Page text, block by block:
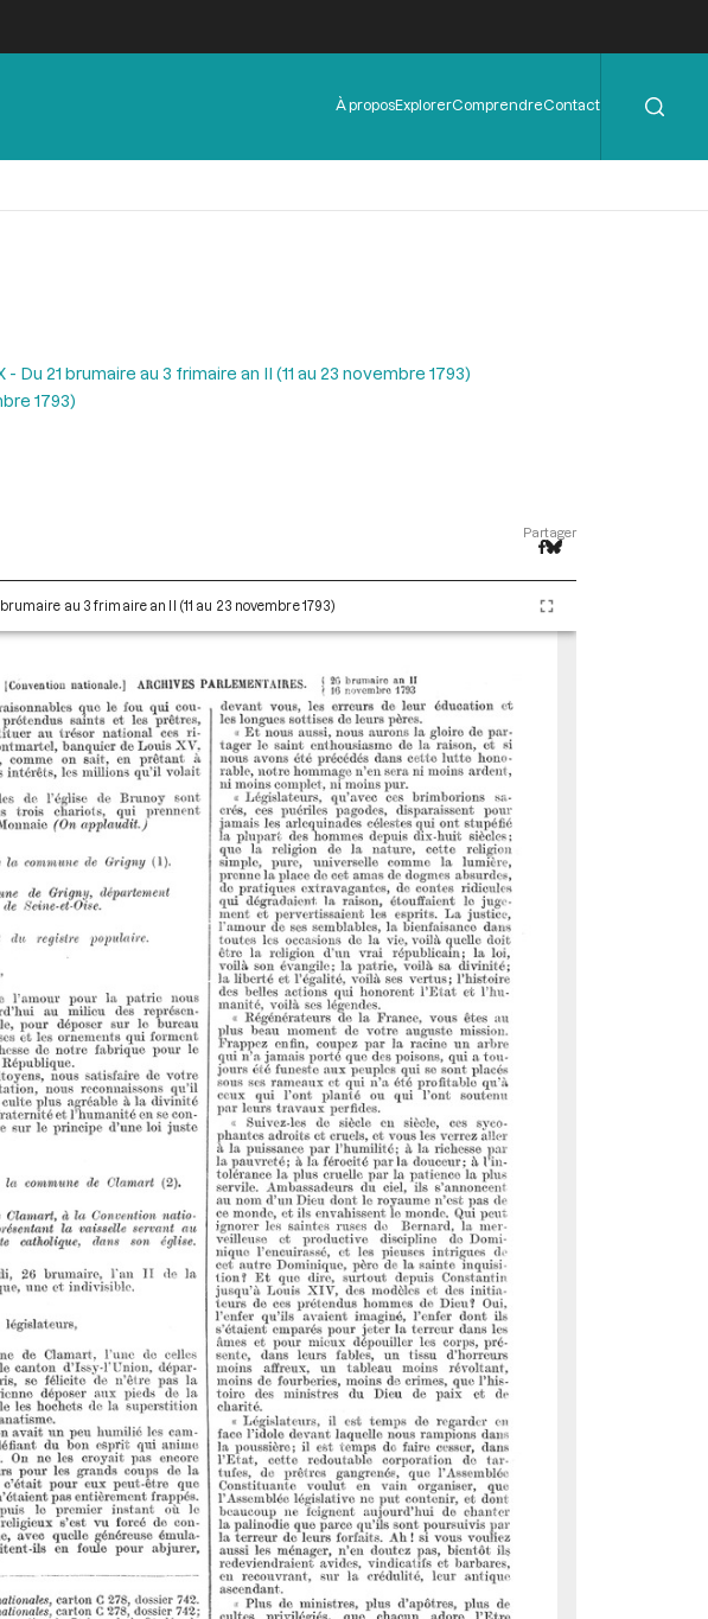
Menu
de
À proposExplorerComprendreContact
- Du 21 brumaire au 3 frimaire an II (11 au 23 novembre 1793)
1793)
Partager
brumaire au 3 frimaire an II (11 au 23 novembre 1793)